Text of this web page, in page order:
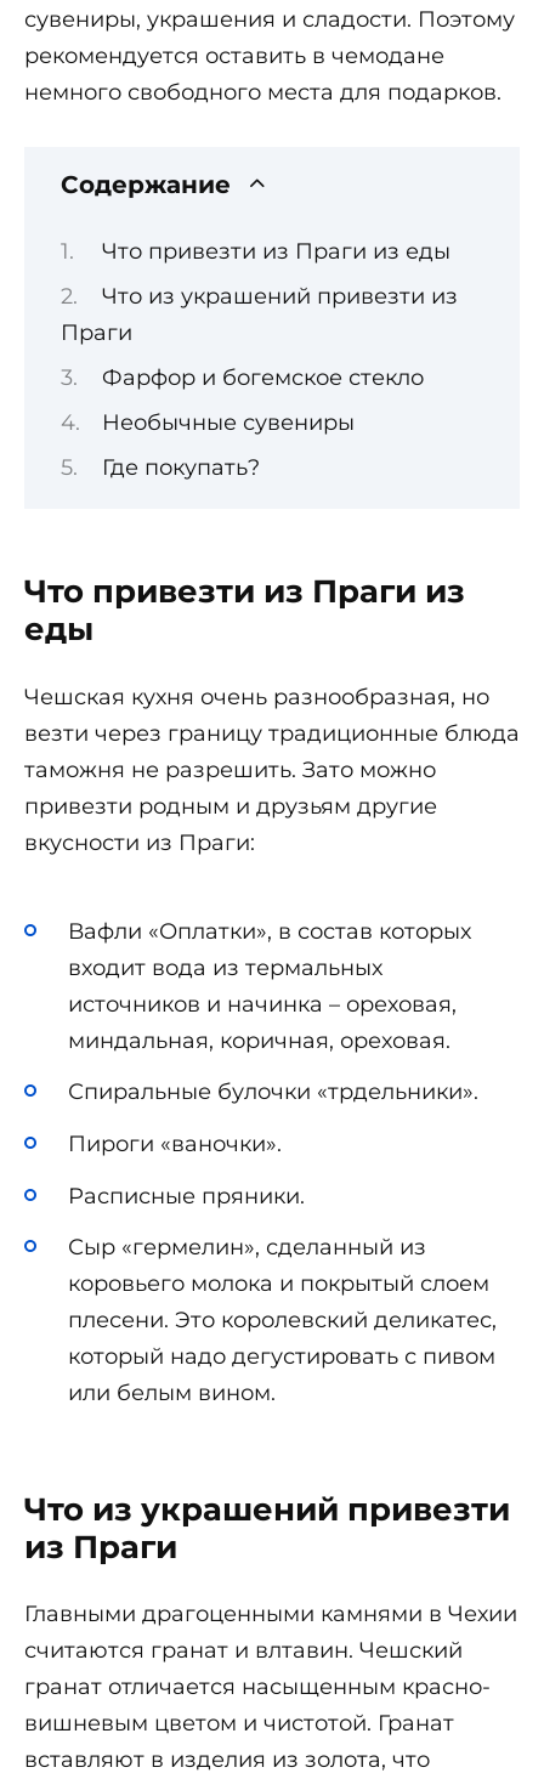
сувениры, украшения и сладости. Поэтому
рекомендуется оставить в чемодане
немного свободного места для подарков.
Содержание
Что привезти из Праги из еды
Что из украшений привезти из
Праги
Фарфор и богемское стекло
Необычные сувениры
Где покупать?
Что привезти из Праги из
еды
Чешская кухня очень разнообразная, но
везти через границу традиционные блюда
таможня не разрешить. Зато можно
привезти родным и друзьям другие
вкусности из Праги:
Вафли «Оплатки», в состав которых
входит вода из термальных
источников и начинка – ореховая,
миндальная, коричная, ореховая.
Спиральные булочки «трдельники».
Пироги «ваночки».
Расписные пряники.
Сыр «гермелин», сделанный из
коровьего молока и покрытый слоем
плесени. Это королевский деликатес,
который надо дегустировать с пивом
или белым вином.
Что из украшений привезти
из Праги
Главными драгоценными камнями в Чехии
считаются гранат и влтавин. Чешский
гранат отличается насыщенным красно-
вишневым цветом и чистотой. Гранат
вставляют в изделия из золота, что